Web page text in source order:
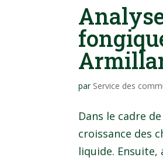
par Service des
Dans le cadre
croissance des
liquide. Ensuite,